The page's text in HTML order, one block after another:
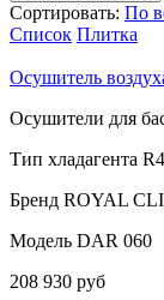
Сортировать: По
Список Плитка
Осушитель
Осушители для
Тип хладагента
Бренд ROYAL
Модель DAR 060
208 930 руб